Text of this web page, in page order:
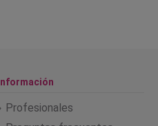
Información
Profesionales